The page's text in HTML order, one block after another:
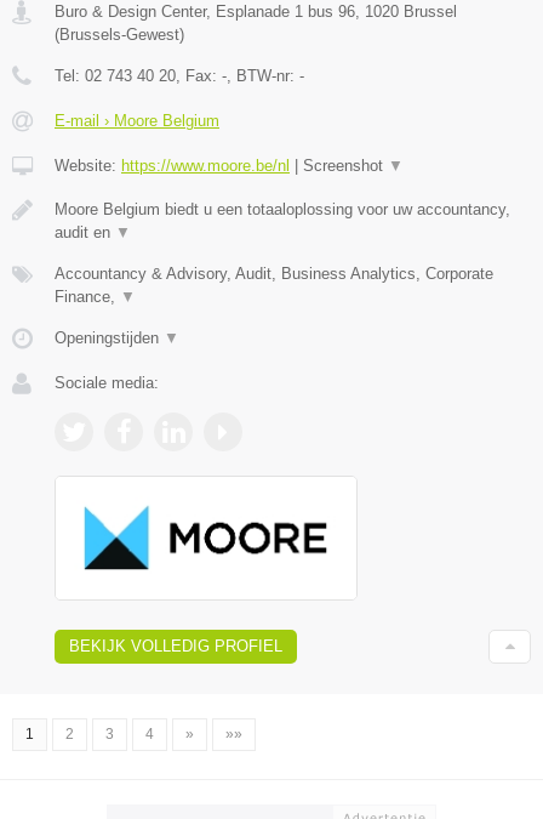
Buro & Design Center, Esplanade 1 bus 96 1020 Brussel
(Brussels-Gewest)
Tel: 02 743 40 20 , Fax: - , BTW-nr: -
E-mail › Moore Belgium
Website: https://www.moore.be/nl | Screenshot ▼
Moore Belgium biedt u een totaaloplossing voor uw accountancy,
audit en ▼
Accountancy & Advisory, Audit, Business Analytics, Corporate
Finance,
▼
Openingstijden ▼
Sociale media:
BEKIJK VOLLEDIG PROFIEL
1 2 3 4 » »»